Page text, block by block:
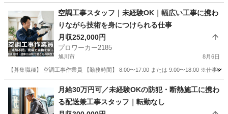
苫小牧市 内装職人
空調工事スタッフ｜未経験OK｜幅広い工事に携わ
りながら技術を身につけられる仕事
月収252,000円
プロワーカー2185
旭川市 8月6日
【募集職種】 空調工事作業員 【勤務時間】 8:00〜17:00 または 9:00〜18:00 ※仕事
その他 業務
月給30万円可／未経験OKの防犯・断熱施工に携わ
る配送兼工事スタッフ｜転勤なし